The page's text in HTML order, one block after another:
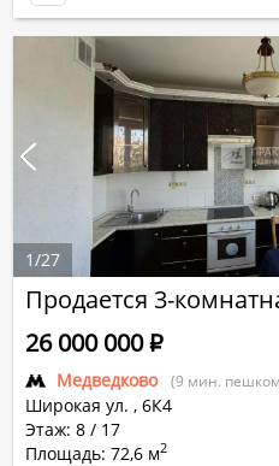
Продается 3-
Медведково (9 мин.
Широкая ул. , 6К4
Этаж: 8 / 17
Площадь: 72,6 м2
26 000 000Р
1/27